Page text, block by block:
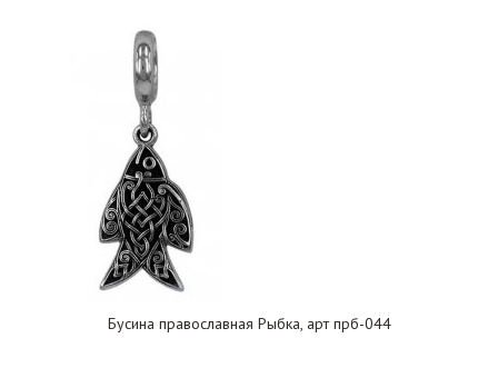
Бусина православная Рыбка, арт прб-044